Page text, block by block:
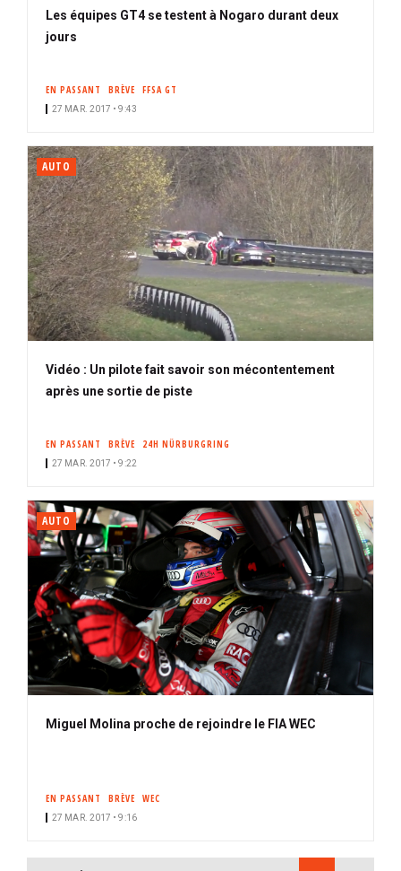
Les équipes GT4 se testent à Nogaro durant deux
jours
EN PASSANT BRÈVE FFSA GT
27 MAR. 2017 • 9:43
AUTO
Vidéo : Un pilote fait savoir son mécontentement
après une sortie de piste
EN PASSANT BRÈVE 24H NÜRBURGRING
27 MAR. 2017 • 9:22
AUTO
Miguel Molina proche de rejoindre le FIA WEC
EN PASSANT BRÈVE WEC
27 MAR. 2017 • 9:16